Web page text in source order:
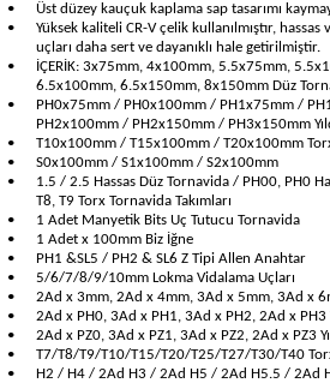
•
Üst düzey kauçuk kaplama sap tasarımı
•
Yüksek kaliteli CR-V çelik kullanılmıştır,
uçları daha sert ve dayanıklı hale getirilmiştir.
•
İÇERİK: 3x75mm, 4x100mm, 5.5x75mm,
6.5x100mm, 6.5x150mm, 8x150mm Düz
•
PH0x75mm / PH0x100mm / PH1x75mm /
PH2x100mm / PH2x150mm / PH3x150mm
•
T10x100mm / T15x100mm / T20x100mm Torx
•
S0x100mm / S1x100mm / S2x100mm
•
1.5 / 2.5 Hassas Düz Tornavida / PH00, PH0
T8, T9 Torx Tornavida Takımları
•
1 Adet Manyetik Bits Uç Tutucu Tornavida
•
1 Adet x 100mm Biz İğne
•
PH1 &SL5 / PH2 & SL6 Z Tipi Allen Anahtar
•
5/6/7/8/9/10mm Lokma Vidalama Uçları
•
2Ad x 3mm, 2Ad x 4mm, 3Ad x 5mm, 3Ad x
•
2Ad x PH0, 3Ad x PH1, 3Ad x PH2, 2Ad x PH3
•
2Ad x PZ0, 3Ad x PZ1, 3Ad x PZ2, 2Ad x PZ3
•
T7/T8/T9/T10/T15/T20/T25/T27/T30/T40
•
H2 / H4 / 2Ad H3 / 2Ad H5 / 2Ad H5.5 / 2Ad